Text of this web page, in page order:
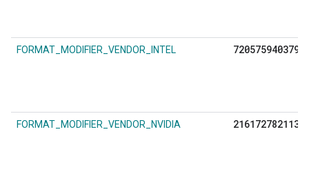
FORMAT_MODIFIER_VENDOR_INTEL
FORMAT_MODIFIER_VENDOR_NVIDIA